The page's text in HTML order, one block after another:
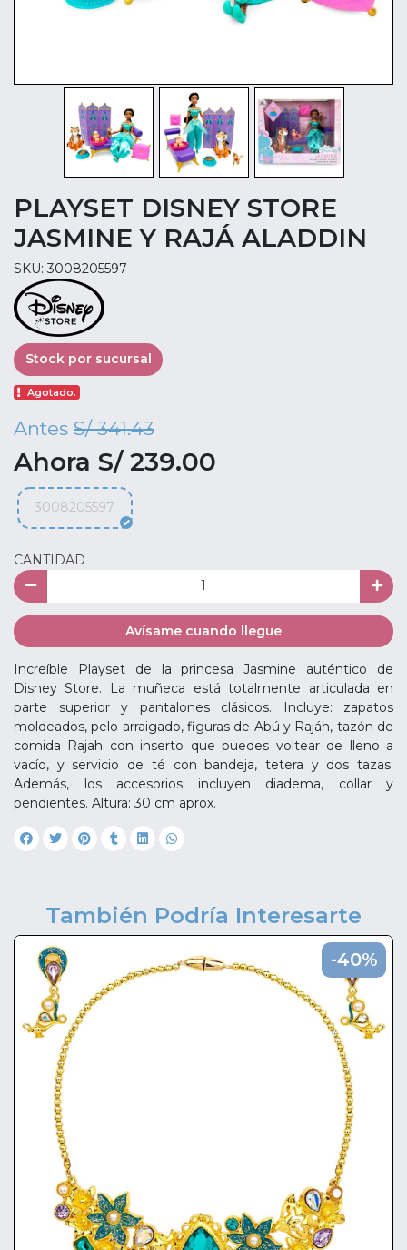
PLAYSET DISNEY STORE
JASMINE Y RAJÁ ALADDIN
SKU: 3008205597
Stock por sucursal
Agotado.
Antes S/ 341.43
Ahora S/ 239.00
3008205597
CANTIDAD
Avísame cuando llegue
Increíble Playset de la princesa Jasmine auténtico de
Disney Store. La muñeca está totalmente articulada en
parte superior y pantalones clásicos. Incluye: zapatos
moldeados, pelo arraigado, figuras de Abú y Rajáh, tazón de
comida Rajah con inserto que puedes voltear de lleno a
vacío, y servicio de té con bandeja, tetera y dos tazas.
Además, los accesorios incluyen diadema, collar y
pendientes. Altura: 30 cm aprox.
También Podría Interesarte
-40%